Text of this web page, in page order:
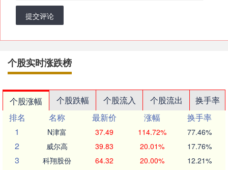
提交评论
个股实时涨跌榜
个股涨幅 个股跌幅 个股流入 个股流出
换手率
排名
名称 最新价 涨幅
换手率
1
N津富 37.49 114.72% 77.46%
2 威尔高 39.83 20.01% 17.76%
3 科翔股份 64.32 20.00% 12.21%